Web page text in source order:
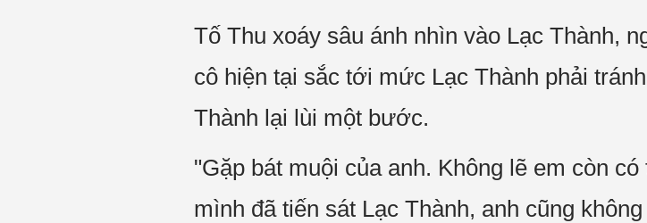
Tố Thu xoáy sâu ánh nhìn vào Lạc Thành,
cô hiện tại sắc tới mức Lạc Thành phải
Thành lại lùi một bước.
"Gặp bát muội của anh. Không lẽ em còn
mình đã tiến sát Lạc Thành, anh cũng